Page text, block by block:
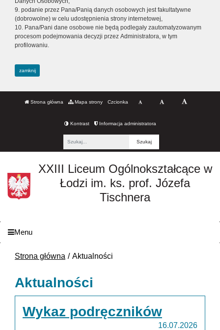
9. podanie przez Pana/Panią danych osobowych jest fakultatywne
(dobrowolne) w celu udostępnienia strony internetowej,
10. Pana/Pani dane osobowe nie będą podlegały zautomatyzowanym
procesom podejmowania decyzji przez Administratora, w tym
profilowaniu.
zamknij
Strona główna Mapa strony Czcionka
Kontrast Informacja administratora
XXIII Liceum Ogólnokształcące w
Łodzi im. ks. prof. Józefa
Tischnera
Menu
Strona główna Aktualności
Aktualności
Wykaz podręczników
16.07.2026